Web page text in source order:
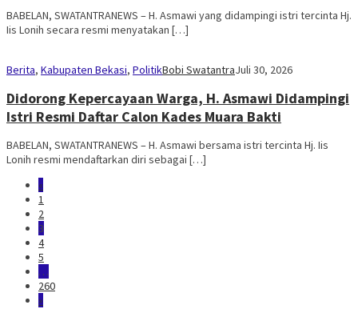
BABELAN, SWATANTRANEWS – H. Asmawi yang didampingi istri tercinta Hj.
Iis Lonih secara resmi menyatakan […]
Berita, Kabupaten Bekasi, PolitikBobi SwatantraJuli 30, 2026
Didorong Kepercayaan Warga, H. Asmawi Didampingi
Istri Resmi Daftar Calon Kades Muara Bakti
BABELAN, SWATANTRANEWS – H. Asmawi bersama istri tercinta Hj. Iis
Lonih resmi mendaftarkan diri sebagai […]
«
1
2
3
4
5
…
260
»